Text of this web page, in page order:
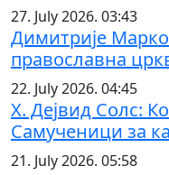
27. July 2026. 03:43
Димитрије
православна
22. July 2026. 04:45
Х. Дејвид Солс:
Самученици за
21. July 2026. 05:58